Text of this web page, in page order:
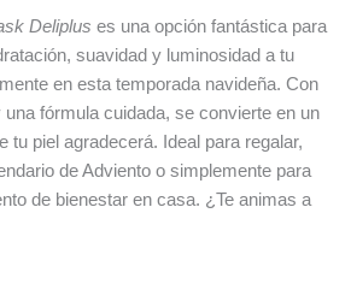
Deliplus es una opción fantástica para
suavidad y luminosidad a tu
en esta temporada navideña. Con
fórmula cuidada, se convierte en un
tu piel agradecerá. Ideal para regalar,
de Adviento o simplemente para
de bienestar en casa. ¿Te animas a